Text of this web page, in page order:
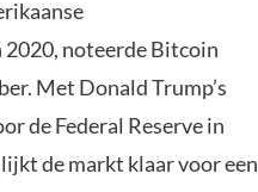
2020, noteerde Bitcoin
Met Donald Trump’s
de Federal Reserve in
de markt klaar voor een